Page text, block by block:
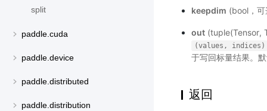
split
paddle.cuda
paddle.device
paddle.distributed
paddle.distribution
keepdim (bool，
out(tuple(Tensor,
(values, indices)
于写回标量结果。
返回